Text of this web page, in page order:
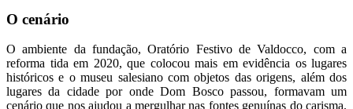
O cenário
O ambiente da fundação, Oratório Festivo de Valdocco, com a
reforma tida em 2020, que colocou mais em evidência os lugares
históricos e o museu salesiano com objetos das origens, além dos
lugares da cidade por onde Dom Bosco passou, formavam um
cenário que nos ajudou a mergulhar nas fontes genuínas do carisma.